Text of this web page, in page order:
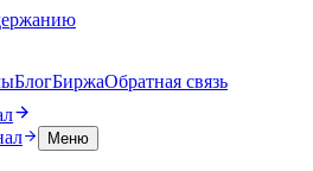
БлогБиржаОбратная связь
Меню